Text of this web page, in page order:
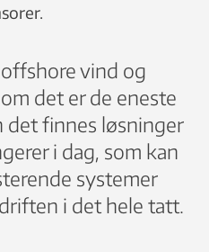
vind og
det er de eneste
det finnes løsninger
i dag, som kan
systemer
i det hele tatt.